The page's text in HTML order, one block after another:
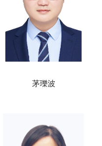
茅瓅波